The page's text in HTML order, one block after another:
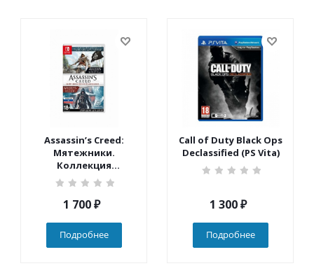
Assassin’s Creed:
Мятежники.
Коллекция
(Nintendo Switch)
1 700₽
Подробнее
Call of Duty Black Ops
Declassified (PS Vita)
1 300₽
Подробнее